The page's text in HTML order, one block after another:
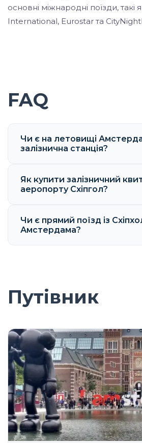
основні міжнародні поїзди, такі
International, Eurostar та
FAQ
Чи є на летовищі
залізнична станція?
Як купити залізничний
аеропорту Схіпгол?
Чи є прямий поїзд із
Амстердама?
Путівник